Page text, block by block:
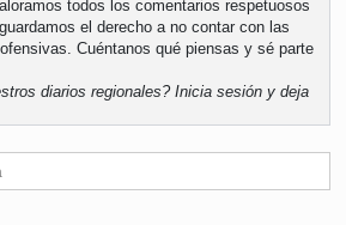
todos los comentarios respetuosos
el derecho a no contar con las
Cuéntanos qué piensas y sé parte
diarios regionales?Inicia sesión y deja